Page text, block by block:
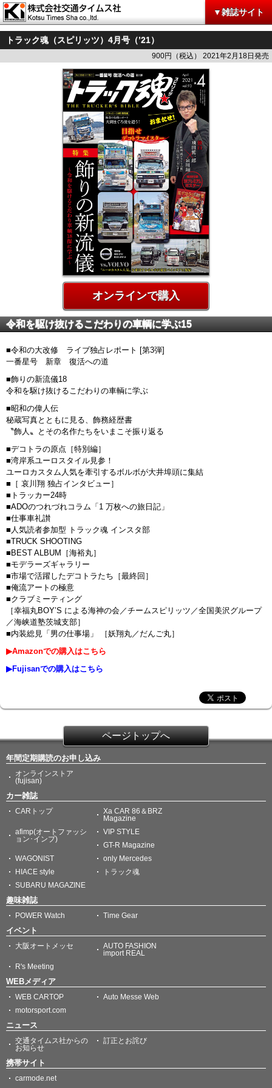
▼雑誌サイト
トラック魂（スピリッツ）4月号（’21）
900円（税込） 2021年2月18日発売
オンラインで購入
令和を駆け抜けるこだわりの車輌に学ぶ15
■令和の大改修 ライブ独占レポート [第3弾]
一番星号 新章 復活への道
■飾りの新流儀18
令和を駆け抜けるこだわりの車輌に学ぶ
■昭和の偉人伝
秘蔵写真とともに見る、飾務経歴書
〝飾人〟とその名作たちをいまこそ振り返る
■デコトラの原点［特別編］
■湾岸系ユーロスタイル見参！
ユーロカスタム人気を牽引するボルボが大井埠頭に集結
■［ 哀川翔 独占インタビュー］
■トラッカー24時
■ADOのつれづれコラム「1 万枚への旅日記」
■仕事車礼讃
■人気読者参加型 トラック魂 インスタ部
■TRUCK SHOOTING
■BEST ALBUM［海裕丸］
■モデラーズギャラリー
■市場で活躍したデコトラたち［最終回］
■俺流アートの極意
■クラブミーティング
［幸福丸BOY’S による海神の会／チームスピリッツ／全国美沢グループ
／海峡道塾茨城支部］
■内装総見「男の仕事場」 ［妖翔丸／だんご丸］
▶Amazonでの購入はこちら
▶Fujisanでの購入はこちら
ページトップへ
年間定期購読のお申し込み
オンラインストア
(fujisan)
カー雑誌
CARトップ
Xa CAR 86＆BRZ
Magazine
afimp(オートファッシ
ョン･インプ)
VIP STYLE
GT-R Magazine
WAGONIST
only Mercedes
HIACE style
トラック魂
SUBARU MAGAZINE
趣味雑誌
POWER Watch Time Gear
イベント
大阪オートメッセ
AUTO FASHION
import REAL
R's Meeting
WEBメディア
WEB CARTOP
Auto Messe Web
motorsport.com
ニュース
交通タイムス社からの
お知らせ
訂正とお詫び
携帯サイト
carmode.net